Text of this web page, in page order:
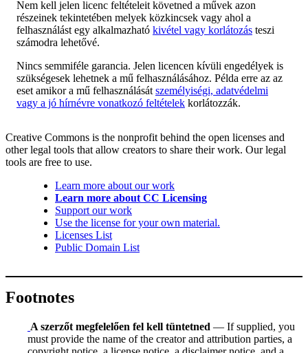
Nem kell jelen licenc feltételeit követned a művek azon
részeinek tekintetében melyek közkincsek vagy ahol a
felhasználást egy alkalmazható kivétel vagy korlátozás teszi
számodra lehetővé.
Nincs semmiféle garancia. Jelen licencen kívüli engedélyek is
szükségesek lehetnek a mű felhasználásához. Példa erre az az
eset amikor a mű felhasználását személyiségi, adatvédelmi
vagy a jó hírnévre vonatkozó feltételek korlátozzák.
Creative Commons is the nonprofit behind the open licenses and
other legal tools that allow creators to share their work. Our legal
tools are free to use.
Learn more about our work
Learn more about CC Licensing
Support our work
Use the license for your own material.
Licenses List
Public Domain List
Footnotes
A szerzőt megfelelően fel kell tüntetned — If supplied, you
must provide the name of the creator and attribution parties, a